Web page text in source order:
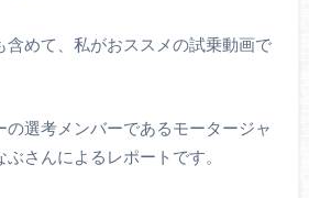
含めて、私がおススメの試乗動画で
の選考メンバーであるモータージャ
さんによるレポートです。